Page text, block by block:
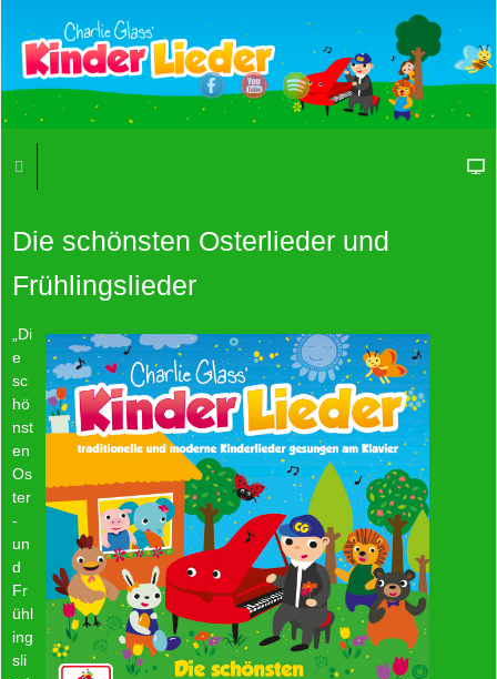
Die schönsten Osterlieder und
Frühlingslieder
„Di
e
sc
hö
nst
en
Os
ter
-
un
d
Fr
ühl
ing
sli